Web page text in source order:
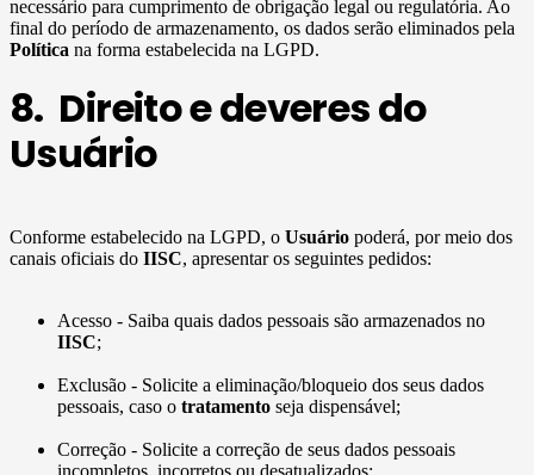
necessário para cumprimento de obrigação legal ou regulatória. Ao
final do período de armazenamento, os dados serão eliminados pela
Política na forma estabelecida na LGPD.
8. Direito e deveres do
Usuário
Conforme estabelecido na LGPD, o Usuário poderá, por meio dos
canais oficiais do IISC, apresentar os seguintes pedidos:
Acesso - Saiba quais dados pessoais são armazenados no
IISC;
Exclusão - Solicite a eliminação/bloqueio dos seus dados
pessoais, caso o tratamento seja dispensável;
Correção - Solicite a correção de seus dados pessoais